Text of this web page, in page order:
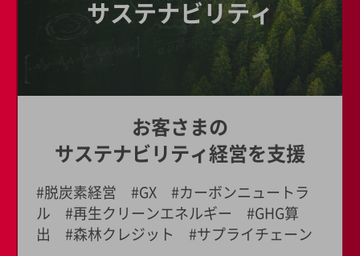
法人向けスマホ・携帯に関する、
おすすめの機種、料金やサービスをご紹介
製品TOP
ビジネス向けスマートフォン
タフネススマートフォン
サステナビリティ
お客さまの
サステナビリティ経営を支援
#脱炭素経営 #GX #カーボンニュートラ
ル #再生クリーンエネルギー #GHG算
出 #森林クレジット #サプライチェーン